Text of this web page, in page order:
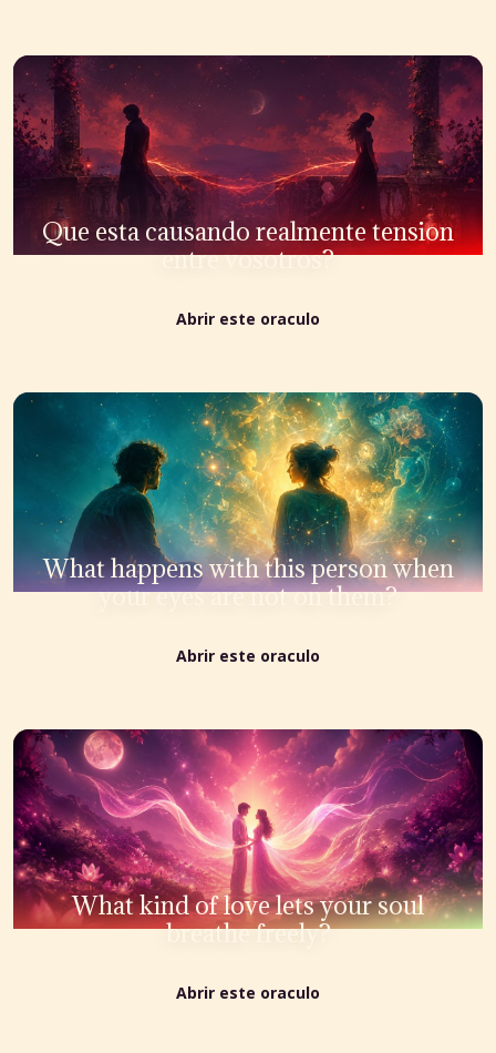
Que esta causando realmente tension
entre vosotros?
Abrir este oraculo
What happens with this person when
your eyes are not on them?
Abrir este oraculo
What kind of love lets your soul
breathe freely?
Abrir este oraculo